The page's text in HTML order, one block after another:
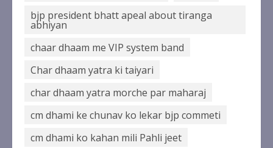
bjp president bhatt apeal about tiranga
abhiyan
chaar dhaam me VIP system band
Char dhaam yatra ki taiyari
char dhaam yatra morche par maharaj
cm dhami ke chunav ko lekar bjp commeti
cm dhami ko kahan mili Pahli jeet